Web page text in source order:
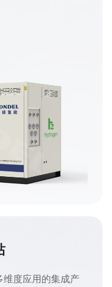
度应用的集成产